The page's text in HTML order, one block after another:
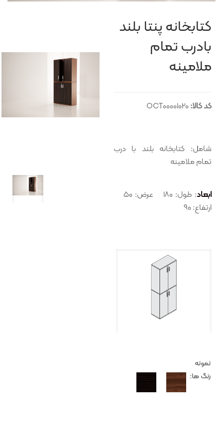
کتابخانه پنتا بلند
بادرب تمام
ملامينه
کد کالا:OCT00001020
شامل: کتابخانه بلند با درب
تمام ملامينه
ابعاد
ارتفاع: ۹۰
نمونه
رنگ ها: